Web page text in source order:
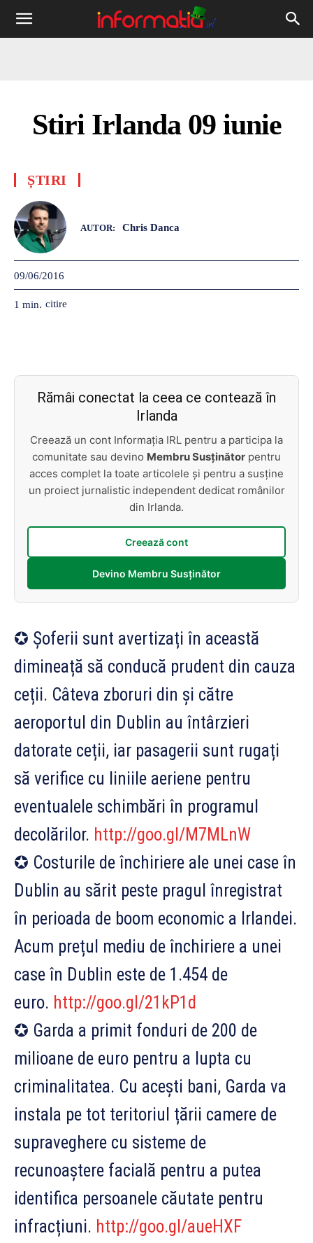
Informația
Stiri Irlanda 09 iunie
ȘTIRI
AUTOR: Chris Danca
09/06/2016
1 min. citire
Rămâi conectat la ceea ce contează în
Irlanda
Creează un cont Informația IRL pentru a participa la
comunitate sau devino Membru Susținător pentru
acces complet la toate articolele și pentru a susține
un proiect jurnalistic independent dedicat românilor
din Irlanda.
Creează cont
Devino Membru Susținător
✪ Șoferii sunt avertizați în această
dimineață să conducă prudent din cauza
ceții. Câteva zboruri din și către
aeroportul din Dublin au întârzieri
datorate ceții, iar pasagerii sunt rugați
să verifice cu liniile aeriene pentru
eventualele schimbări în programul
decolărilor. http://goo.gl/M7MLnW
✪ Costurile de închiriere ale unei case în
Dublin au sărit peste pragul înregistrat
în perioada de boom economic a Irlandei.
Acum prețul mediu de închiriere a unei
case în Dublin este de 1.454 de
euro. http://goo.gl/21kP1d
✪ Garda a primit fonduri de 200 de
milioane de euro pentru a lupta cu
criminalitatea. Cu acești bani, Garda va
instala pe tot teritoriul țării camere de
supraveghere cu sisteme de
recunoaștere facială pentru a putea
identifica persoanele căutate pentru
infracțiuni. http://goo.gl/aueHXF